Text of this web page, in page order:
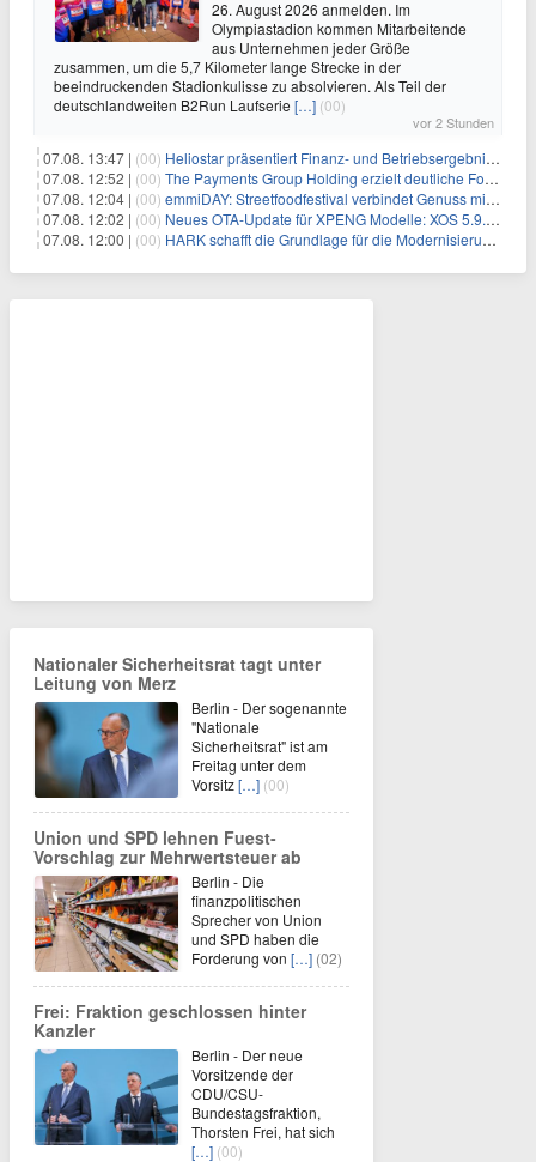
26. August 2026 anmelden. Im
Olympiastadion kommen Mitarbeitende
aus Unternehmen jeder Größe
zusammen, um die 5,7 Kilometer lange Strecke in der
beeindruckenden Stadionkulisse zu absolvieren. Als Teil der
deutschlandweiten B2Run Laufserie […] (00)
vor 2 Stunden
07.08. 13:47 | (00) Heliostar präsentiert Finanz- und Betriebsergebnis für das zweite Quartal 2026 mit Goldproduktion und Barreserven in Rekordhöhe
07.08. 12:52 | (00) The Payments Group Holding erzielt deutliche Fortschritte bei ihren AI-Projekten
07.08. 12:04 | (00) emmiDAY: Streetfoodfestival verbindet Genuss mit Engagement gegen Brustkrebs
07.08. 12:02 | (00) Neues OTA-Update für XPENG Modelle: XOS 5.9.5 erweitert Sicherheits-, Lade- und Komfortfunktionen
07.08. 12:00 | (00) HARK schafft die Grundlage für die Modernisierung seiner IBM i-Anwendungen
Nationaler Sicherheitsrat tagt unter
Leitung von Merz
Berlin - Der sogenannte
"Nationale
Sicherheitsrat" ist am
Freitag unter dem
Vorsitz[…] (00)
Union und SPD lehnen Fuest-
Vorschlag zur Mehrwertsteuer ab
Berlin - Die
finanzpolitischen
Sprecher von Union
und SPD haben die
Forderung von […] (02)
Frei: Fraktion geschlossen hinter
Kanzler
Berlin - Der neue
Vorsitzende der
CDU/CSU-
Bundestagsfraktion,
Thorsten Frei, hat sich
[…] (00)